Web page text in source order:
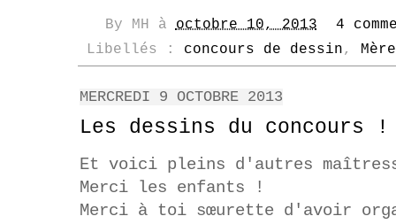
By MH àoctobre 10, 2013
4
Libellés : concours de dessin,
MERCREDI 9 OCTOBRE 2013
Les dessins du concours !
Et voici pleins d'autres
Merci les enfants !
Merci à toi sœurette d'avoir